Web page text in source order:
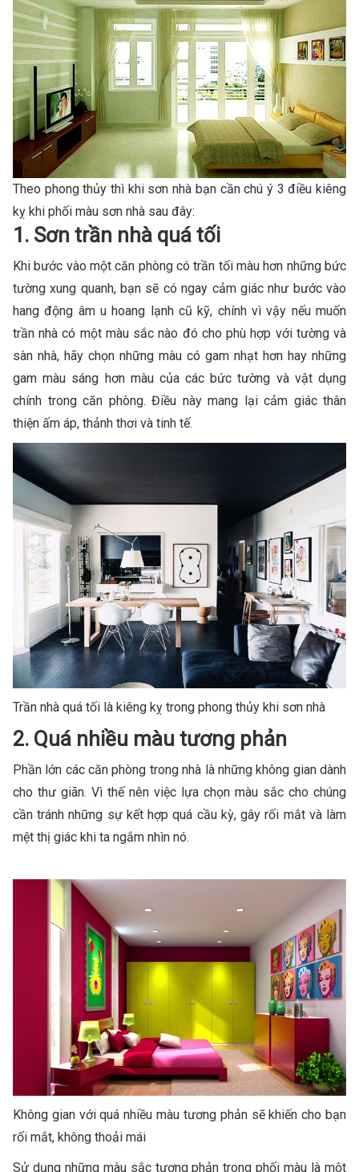
Theo phong thủy thì khi sơn nhà bạn cần chú ý 3 điều kiêng
kỵ khi phối màu sơn nhà sau đây:
1. Sơn trần nhà quá tối
Khi bước vào một căn phòng có trần tối màu hơn những bức
tường xung quanh, bạn sẽ có ngay cảm giác như bước vào
hang động âm u hoang lạnh cũ kỹ, chính vì vậy nếu muốn
trần nhà có một màu sắc nào đó cho phù hợp với tường và
sàn nhà, hãy chọn những màu có gam nhạt hơn hay những
gam màu sáng hơn màu của các bức tường và vật dụng
chính trong căn phòng. Điều này mang lại cảm giác thân
thiện ấm áp, thảnh thơi và tinh tế.
Trần nhà quá tối là kiêng kỵ trong phong thủy khi sơn nhà
2. Quá nhiều màu tương phản
Phần lớn các căn phòng trong nhà là những không gian dành
cho thư giãn. Vì thế nên việc lựa chọn màu sắc cho chúng
cần tránh những sự kết hợp quá cầu kỳ, gây rối mắt và làm
mệt thị giác khi ta ngắm nhìn nó.
Không gian với quá nhiều màu tương phản sẽ khiến cho bạn
rối mắt, không thoải mái
Sử dụng những màu sắc tương phản trong phối màu là một